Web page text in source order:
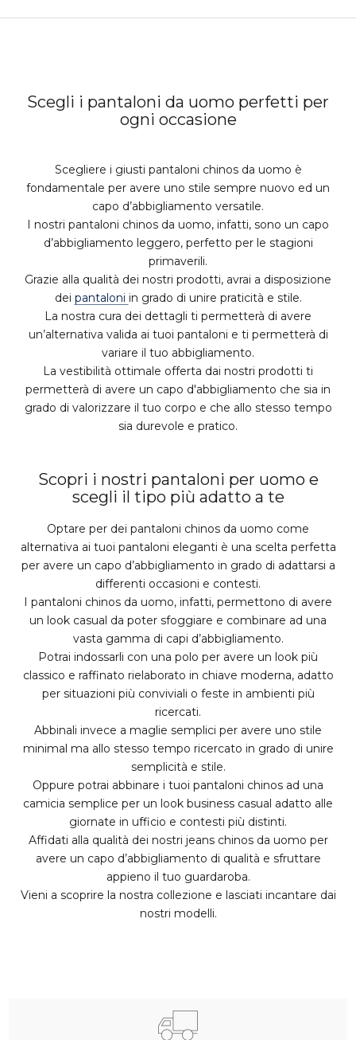
Scegli i pantaloni da uomo perfetti per
ogni occasione
Scegliere i giusti pantaloni chinos da uomo è
fondamentale per avere uno stile sempre nuovo ed un
capo d’abbigliamento versatile.
I nostri pantaloni chinos da uomo, infatti, sono un capo
d’abbigliamento leggero, perfetto per le stagioni
primaverili.
Grazie alla qualità dei nostri prodotti, avrai a disposizione
dei pantaloni in grado di unire praticità e stile.
La nostra cura dei dettagli ti permetterà di avere
un’alternativa valida ai tuoi pantaloni e ti permetterà di
variare il tuo abbigliamento.
La vestibilità ottimale offerta dai nostri prodotti ti
permetterà di avere un capo d'abbigliamento che sia in
grado di valorizzare il tuo corpo e che allo stesso tempo
sia durevole e pratico.
Scopri i nostri pantaloni per uomo e
scegli il tipo più adatto a te
Optare per dei pantaloni chinos da uomo come
alternativa ai tuoi pantaloni eleganti è una scelta perfetta
per avere un capo d’abbigliamento in grado di adattarsi a
differenti occasioni e contesti.
I pantaloni chinos da uomo, infatti, permettono di avere
un look casual da poter sfoggiare e combinare ad una
vasta gamma di capi d’abbigliamento.
Potrai indossarli con una polo per avere un look più
classico e raffinato rielaborato in chiave moderna, adatto
per situazioni più conviviali o feste in ambienti più
ricercati.
Abbinali invece a maglie semplici per avere uno stile
minimal ma allo stesso tempo ricercato in grado di unire
semplicità e stile.
Oppure potrai abbinare i tuoi pantaloni chinos ad una
camicia semplice per un look business casual adatto alle
giornate in ufficio e contesti più distinti.
Affidati alla qualità dei nostri jeans chinos da uomo per
avere un capo d’abbigliamento di qualità e sfruttare
appieno il tuo guardaroba.
Vieni a scoprire la nostra collezione e lasciati incantare dai
nostri modelli.